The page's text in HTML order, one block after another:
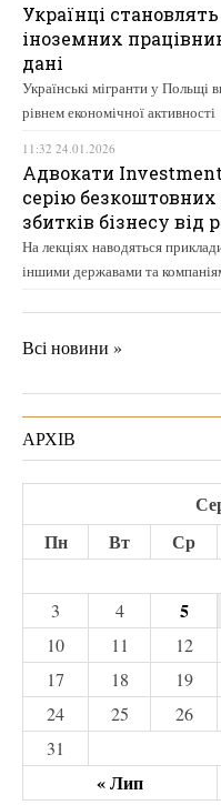
Українці
іноземних
дані
Українські мігранти у Польщі
рівнем економічної активності
11:32 24.01.2026
Адвокати
серію
збитків бізнесу від
На лекціях наводяться
іншими державами та
Всі новини »
АРХІВ
Пн
Вт Ср
« Лип
3
4 5
10
11 12
17
18 19
24
25 26
31